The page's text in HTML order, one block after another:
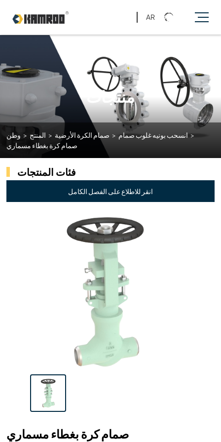
AR
منتجات
وطن > المنتج > صمام الكرة الأرضية > انسحب بونيه غلوب صمام >
صمام كرة بغطاء مسماري
فئات المنتجات
انقر للاطلاع على الفصل الكامل
صمام كرة بغطاء مسماري